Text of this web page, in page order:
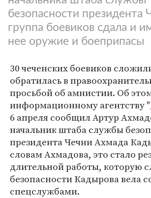
безопасности президента
группа боевиков сдала и
нее оружие и боеприпасы
30 чеченских боевиков
обратилась в
просьбой об амнистии. Об
информационному агентству "
6 апреля сообщил Артур
начальник штаба службы
президента Чечни Ахмада
словам Ахмадова, это стало
длительной работы, которую
безопасности Кадырова вела
спецслужбами.